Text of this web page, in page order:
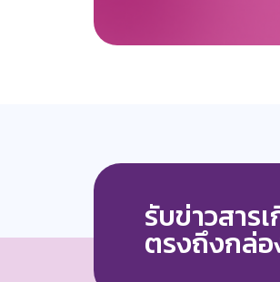
รับข่าวสาร
ตรงถึงกล่